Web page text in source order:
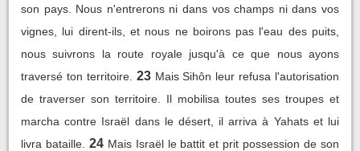
son pays. Nous n'entrerons ni dans vos champs ni dans vos
vignes, lui dirent-ils, et nous ne boirons pas l'eau des puits,
nous suivrons la route royale jusqu'à ce que nous ayons
traversé ton territoire. 23 Mais Sihôn leur refusa l'autorisation
de traverser son territoire. Il mobilisa toutes ses troupes et
marcha contre Israël dans le désert, il arriva à Yahats et lui
livra bataille. 24 Mais Israël le battit et prit possession de son